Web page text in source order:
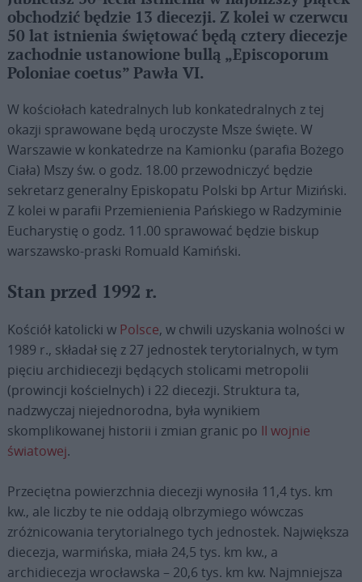
obchodzić będzie 13 diecezji. Z kolei w czerwcu
50 lat istnienia świętować będą cztery diecezje
zachodnie ustanowione bullą „Episcoporum
Poloniae coetus” Pawła VI.
W kościołach katedralnych lub konkatedralnych z tej
okazji sprawowane będą uroczyste Msze święte. W
Warszawie w konkatedrze na Kamionku (parafia Bożego
Ciała) Mszy św. o godz. 18.00 przewodniczyć będzie
sekretarz generalny Episkopatu Polski bp Artur Miziński.
Z kolei w parafii Przemienienia Pańskiego w Radzyminie
Eucharystię o godz. 11.00 sprawować będzie biskup
warszawsko-praski Romuald Kamiński.
Stan przed 1992 r.
Kościół katolicki w Polsce, w chwili uzyskania wolności w
1989 r., składał się z 27 jednostek terytorialnych, w tym
pięciu archidiecezji będących stolicami metropolii
(prowincji kościelnych) i 22 diecezji. Struktura ta,
nadzwyczaj niejednorodna, była wynikiem
skomplikowanej historii i zmian granic po II wojnie
światowej.
Przeciętna powierzchnia diecezji wynosiła 11,4 tys. km
kw., ale liczby te nie oddają olbrzymiego wówczas
zróżnicowania terytorialnego tych jednostek. Największa
diecezja, warmińska, miała 24,5 tys. km kw., a
archidiecezja wrocławska – 20,6 tys. km kw. Najmniejsza